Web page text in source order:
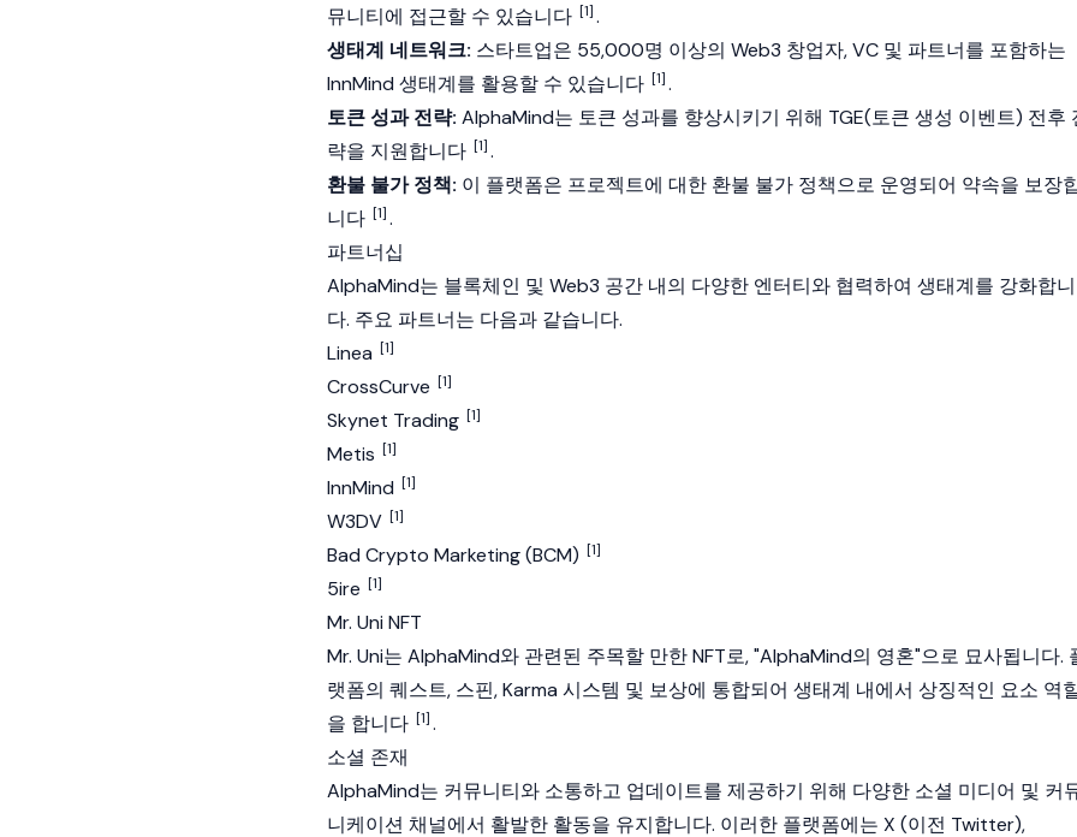
뮤니티에 접근할 수 있습니다 [1].
생태계 네트워크: 스타트업은 55,000명 이상의 Web3 창업자, VC 및 파트너를 포함하는
InnMind 생태계를 활용할 수 있습니다 [1].
토큰 성과 전략: AlphaMind는 토큰 성과를 향상시키기 위해 TGE(토큰 생성 이벤트) 전후
략을 지원합니다 [1].
환불 불가 정책: 이 플랫폼은 프로젝트에 대한 환불 불가 정책으로 운영되어 약속을 보장
니다 [1].
파트너십
AlphaMind는 블록체인 및 Web3 공간 내의 다양한 엔터티와 협력하여 생태계를 강화합니
다. 주요 파트너는 다음과 같습니다.
Linea [1]
CrossCurve [1]
Skynet Trading [1]
Metis [1]
InnMind [1]
W3DV [1]
Bad Crypto Marketing (BCM) [1]
5ire [1]
Mr. Uni NFT
Mr. Uni는 AlphaMind와 관련된 주목할 만한 NFT로, "AlphaMind의 영혼"으로 묘사됩니다.
랫폼의 퀘스트, 스핀, Karma 시스템 및 보상에 통합되어 생태계 내에서 상징적인 요소 역
을 합니다 [1].
소셜 존재
AlphaMind는 커뮤니티와 소통하고 업데이트를 제공하기 위해 다양한 소셜 미디어 및 커
니케이션 채널에서 활발한 활동을 유지합니다. 이러한 플랫폼에는 X (이전 Twitter),